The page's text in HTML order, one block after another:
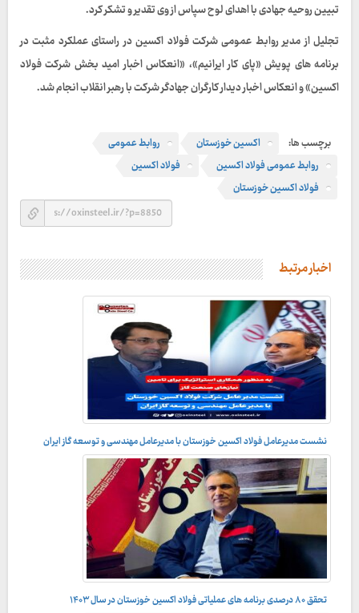
تبیین روحیه جهادی با اهدای لوح سپاس از وی تقدیر و تشکر کرد.
تجلیل از مدیر روابط عمومی شرکت فولاد اکسین در راستای عملکرد مثبت در
برنامه های پویش «پای کار ایرانیم»، «انعکاس اخبار امید بخش شرکت فولاد
اکسین» و انعکاس اخبار دیدار کارگران جهادگر شرکت با رهبر انقلاب انجام شد.
برچسب ها: اکسین خوزستان
روابط عمومی
روابط عمومی فولاد اکسین
فولاد اکسین
فولاد اکسین خوزستان
اخبار مرتبط
به منظور همکاری استراتژیک برای تأمین نیازهای صنعت گاز؛
نشست مدیرعامل فولاد اکسین خوزستان با مدیرعامل مهندسی و توسعه گاز ایران
تحقق ۸۰ درصدی برنامه های عملیاتی فولاد اکسین خوزستان در سال ۱۴۰۳